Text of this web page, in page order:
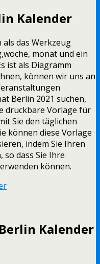
Kalender
das Werkzeug
monat und ein
ist als Diagramm
können wir uns an
Berlin 2021 suchen,
druckbare Vorlage für
Sie den täglichen
können diese Vorlage
indem Sie Ihren
dass Sie Ihre
können.
Kalender